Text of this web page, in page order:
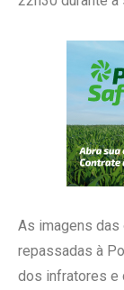
As imagens das
repassadas à
dos infratores e